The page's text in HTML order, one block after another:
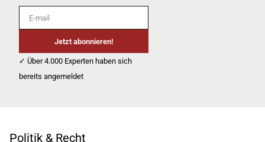
E-mail
Jetzt abonnieren!
✓ Über 4.000 Experten haben sich
bereits angemeldet
Politik & Recht